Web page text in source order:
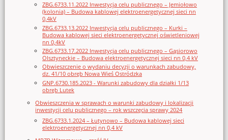
ZBG.6733.11.2022 Inwestycja celu publicznego – Jemiołowo
(kolonia) – Budowa kablowej elektroenergetycznej sieci nn
0,4kV
ZBG.6733.13.2022 Inwestycja celu publicznego – Kurki –
Budowa kablowej sieci elektroenergetycznej oświetleniowej
nn 0,4kV
ZBG.6733.17.2022 Inwestycja celu publicznego – Gąsiorowo
Olsztyneckie – Budowa elektroenergetycznej sieci nn 0,4 kV
Obwieszczenie o wydaniu decyzji o warunkach zabudowy,
dz. 41/10 obręb Nowa Wieś Ostródzka
GNP.6730.185.2023 - Warunki zabudowy dla działki 1/13
obręb Lutek
Obwieszczenia w sprawach o warunki zabudowy i lokalizacji
inwestycji celu publicznego – rok wszczęcia sprawy 2024
ZBG.6733.1.2024 – Łutynowo – Budowa kablowej sieci
elektroenergetycznej nn 0,4 kV